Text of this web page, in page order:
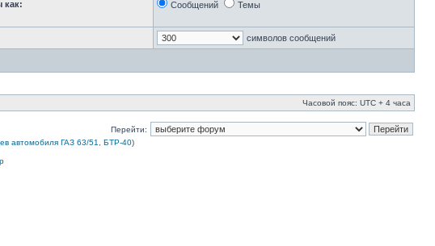
как: Сообщений Темы
символов сообщений
Часовой пояс: UTC + 4 часа
Перейти:
автомобиля ГАЗ 63/51, БТР-40)